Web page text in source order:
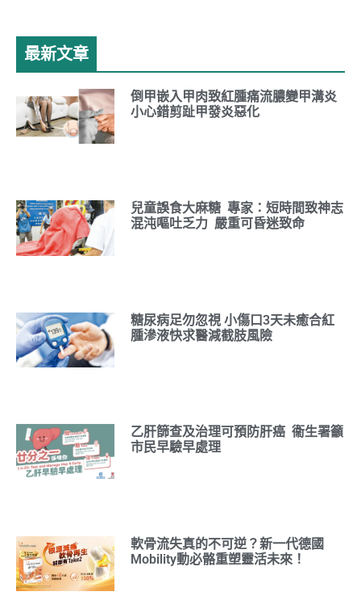
最新文章
倒甲嵌入甲肉致紅腫痛流膿變甲溝炎
小心錯剪趾甲發炎惡化
兒童誤食大麻糖 專家：短時間致神志
混沌嘔吐乏力 嚴重可昏迷致命
糖尿病足勿忽視 小傷口3天未癒合紅
腫滲液快求醫減截肢風險
乙肝篩查及治理可預防肝癌 衞生署籲
市民早驗早處理
軟骨流失真的不可逆？新一代德國
Mobility動必骼重塑靈活未來！